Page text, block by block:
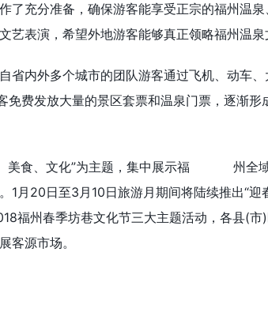
了充分准备，确保游客能享受正宗的福州温
表演，希望外地游客能够真正领略福州温泉
省内外多个城市的团队游客通过飞机、动车
免费发放大量的景区套票和温泉门票，逐渐
美食、文化”为主题，集中展示福 州全域
月20日至3月10日旅游月期间将陆续推出“迎
福州春季坊巷文化节三大主题活动，各县(
客源市场。